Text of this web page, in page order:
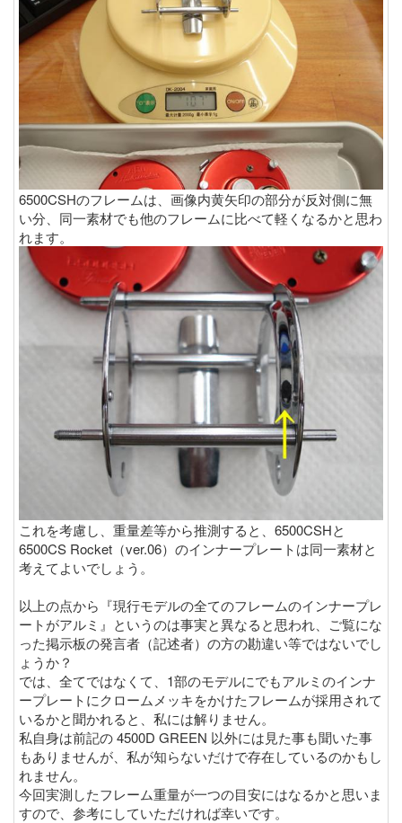
6500CSHのフレームは、画像内黄矢印の部分が反対側に無
い分、同一素材でも他のフレームに比べて軽くなるかと思わ
れます。
これを考慮し、重量差等から推測すると、6500CSHと
6500CS Rocket（ver.06）のインナープレートは同一素材と
考えてよいでしょう。
以上の点から『現行モデルの全てのフレームのインナープレ
ートがアルミ』というのは事実と異なると思われ、ご覧にな
った掲示板の発言者（記述者）の方の勘違い等ではないでし
ょうか？
では、全てではなくて、1部のモデルにでもアルミのインナ
ープレートにクロームメッキをかけたフレームが採用されて
いるかと聞かれると、私には解りません。
私自身は前記の 4500D GREEN 以外には見た事も聞いた事
もありませんが、私が知らないだけで存在しているのかもし
れません。
今回実測したフレーム重量が一つの目安にはなるかと思いま
すので、参考にしていただければ幸いです。